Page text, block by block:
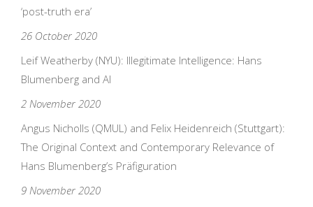
‘post-truth era’
26 October 2020
Leif Weatherby (NYU): Illegitimate Intelligence: Hans
Blumenberg and AI
2 November 2020
Angus Nicholls (QMUL) and Felix Heidenreich (Stuttgart):
The Original Context and Contemporary Relevance of
Hans Blumenberg’s Präfiguration
9 November 2020